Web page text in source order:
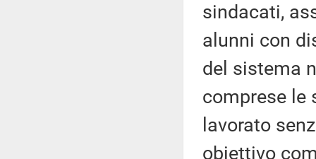
sindacati,
alunni con
del sistema
comprese le
lavorato
obiettivo